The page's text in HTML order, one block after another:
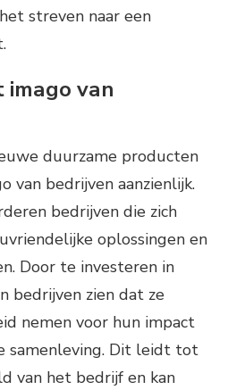
streven naar een
van
duurzame producten
van bedrijven aanzienlijk.
bedrijven die zich
oplossingen en
Door te investeren in
bedrijven zien dat ze
nemen voor hun impact
samenleving. Dit leidt tot
van het bedrijf en kan